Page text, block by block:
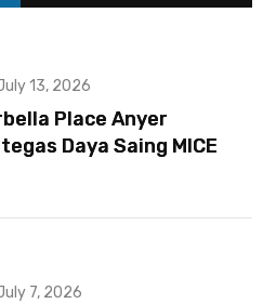
13, 2026
Place Anyer
Daya Saing MICE
7, 2026